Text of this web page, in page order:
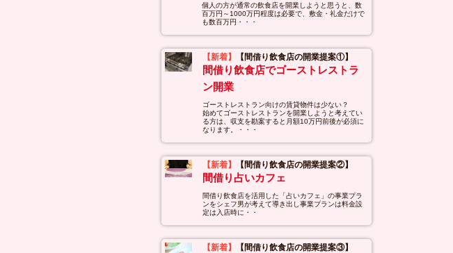
個人の方が通常の飲食店を開業しようと思うと、数
百万円～1000万円程度は必要で、敷金・礼金だけで
も数百万円・・・
【新着】 【間借り飲食店の開業提案①】
間借り飲食店でゴーストレストラ
ン開業
ゴーストレストラン向けの賃貸物件は少ない？
始めてゴーストレストランを開業しようと考えてい
る方は、収支を勘案すると月額10万円前後が必須に
なります。・・・
【新着】 【間借り飲食店の開業提案②】
間借り占いカフェ
間借り飲食店を活用した「占いカフェ」の事業プラ
ンをシェフ男が考えて導き出し事業プランは料金設
定は入店時に・・
【新着】 【間借り飲食店の開業提案③】